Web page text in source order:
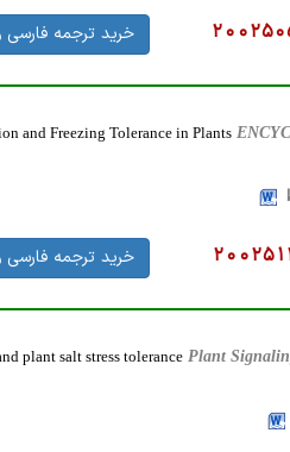
خرید ترجمه فارسی
and Freezing Tolerance in Plants
خرید ترجمه فارسی
plant salt stress tolerance Plant